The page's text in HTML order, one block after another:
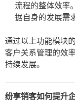
流程的整体效率
据自身的发展需
通过以上功能模块
客户关系管理的效
持续发展。
纷享销客如何提升